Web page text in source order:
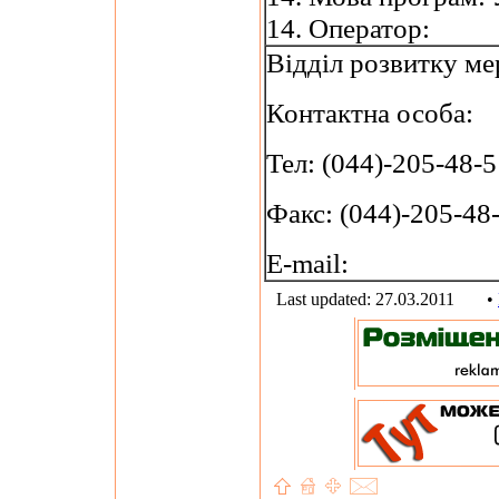
14. Оператор:
Відділ розвитку
Контактна особа:
Тел: (044)-205-48-
Факс: (044)-205-
E-mail:
Last updated: 27.03.2011 •